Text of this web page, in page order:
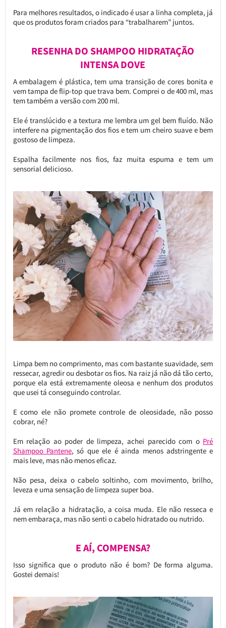
Para melhores resultados, o indicado é usar a linha completa, já
que os produtos foram criados para “trabalharem” juntos.
RESENHA DO SHAMPOO HIDRATAÇÃO
INTENSA DOVE
A embalagem é plástica, tem uma transição de cores bonita e
vem tampa de flip-top que trava bem. Comprei o de 400 ml, mas
tem também a versão com 200 ml.
Ele é translúcido e a textura me lembra um gel bem fluído. Não
interfere na pigmentação dos fios e tem um cheiro suave e bem
gostoso de limpeza.
Espalha facilmente nos fios, faz muita espuma e tem um
sensorial delicioso.
Limpa bem no comprimento, mas com bastante suavidade, sem
ressecar, agredir ou desbotar os fios. Na raiz já não dá tão certo,
porque ela está extremamente oleosa e nenhum dos produtos
que usei tá conseguindo controlar.
E como ele não promete controle de oleosidade, não posso
cobrar, né?
Em relação ao poder de limpeza, achei parecido com o Pré
Shampoo Pantene, só que ele é ainda menos adstringente e
mais leve, mas não menos eficaz.
Não pesa, deixa o cabelo soltinho, com movimento, brilho,
leveza e uma sensação de limpeza super boa.
Já em relação a hidratação, a coisa muda. Ele não resseca e
nem embaraça, mas não senti o cabelo hidratado ou nutrido.
E AÍ, COMPENSA?
Isso significa que o produto não é bom? De forma alguma.
Gostei demais!